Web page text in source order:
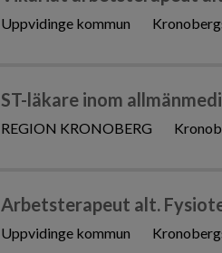
Uppvidinge kommun
ST-läkare inom
REGION KRONOBERG
Arbetsterapeut alt.
Uppvidinge kommun